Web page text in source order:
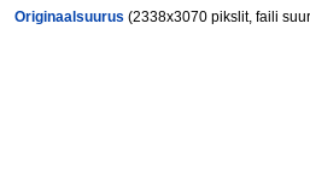
Originaalsuurus (2338x3070 pikslit, faili